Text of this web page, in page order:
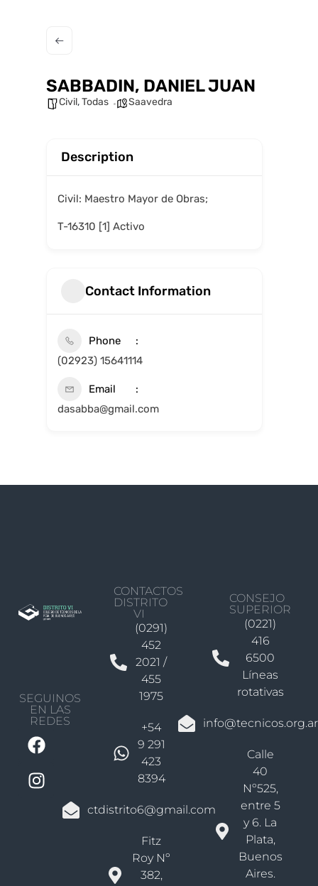
SABBADIN, DANIEL JUAN
Civil,Todas Saavedra
Description
Civil: Maestro Mayor de Obras;
T-16310 [1] Activo
Contact Information
Phone
(02923) 15641114
Email
dasabba@gmail.com
SEGUINOS
EN LAS
REDES
CONTACTOS
DISTRITO
VI
(0291)
452
2021 /
455
1975
+54
9 291
423
8394
ctdistrito6@gmail.com
Fitz
Roy Nº
382,
CONSEJO
SUPERIOR
(0221)
416
6500
Líneas
rotativas
info@tecnicos.org.ar
Calle
40
Nº525,
entre 5
y 6. La
Plata,
Buenos
Aires.